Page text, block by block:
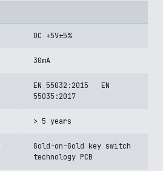
DC +5V±5%
30mA
EN 55032:2015 EN
55035:2017
> 5 years
Gold-on-Gold key switch
technology PCB